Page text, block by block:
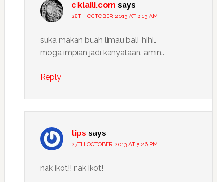
ciklaili.com says
28TH OCTOBER 2013 AT 2:13 AM
suka makan buah limau bali. hihi..
moga impian jadi kenyataan. amin..
Reply
tips says
27TH OCTOBER 2013 AT 5:26 PM
nak ikot!! nak ikot!